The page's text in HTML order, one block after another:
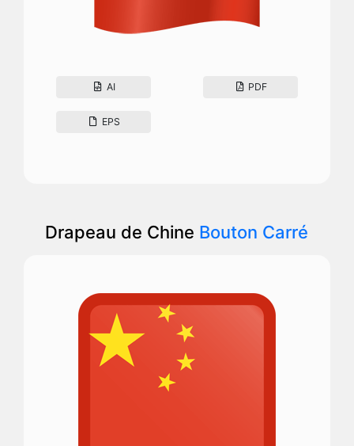
AI PDF
EPS
Drapeau de Chine Bouton Carré